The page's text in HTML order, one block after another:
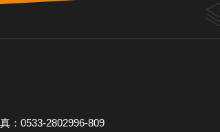
：0533-2802996-809